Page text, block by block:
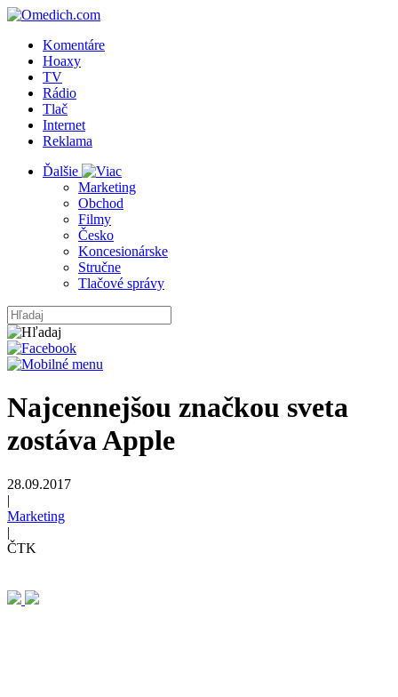
Komentáre
Hoaxy
TV
Rádio
Tlač
Internet
Reklama
Ďalšie
Marketing
Obchod
Filmy
Česko
Koncesionárske
Stručne
Tlačové správy
Najcennejšou značkou sveta
zostáva Apple
28.09.2017
|
Marketing
|
ČTK